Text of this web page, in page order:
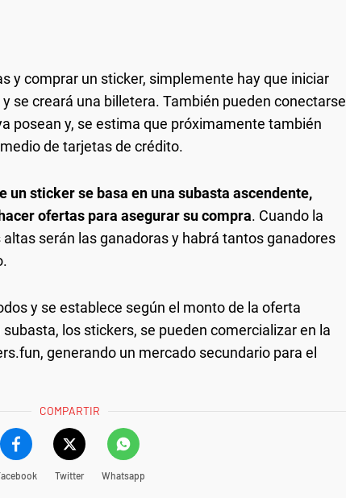
y comprar un sticker, simplemente hay que iniciar
se creará una billetera. También pueden conectarse
posean y, se estima que próximamente también
de tarjetas de crédito.
un sticker se basa en una subasta ascendente,
ofertas para asegurar su compra. Cuando la
serán las ganadoras y habrá tantos ganadores
y se establece según el monto de la oferta
los stickers, se pueden comercializar en la
generando un mercado secundario para el
COMPARTIR
Twitter Whatsapp